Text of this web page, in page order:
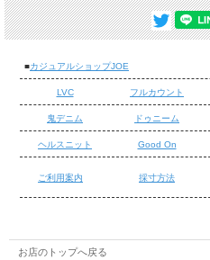
■カジュアルショップJOE
LVC フルカウント
鬼デニム ドゥニーム
ヘルスニット Good On
ご利用案内 採寸方法
/お店のトップへ戻る